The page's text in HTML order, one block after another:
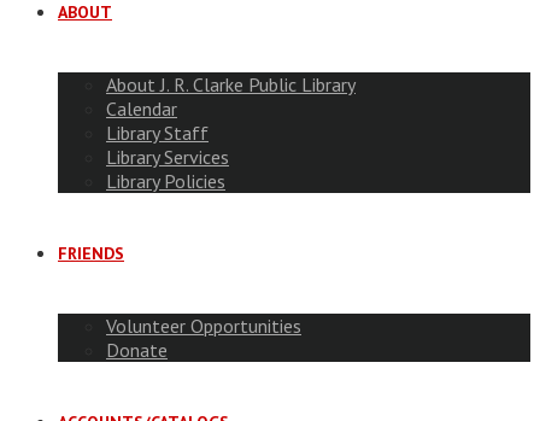
ABOUT
About J. R. Clarke Public Library
Calendar
Library Staff
Library Services
Library Policies
FRIENDS
Volunteer Opportunities
Donate